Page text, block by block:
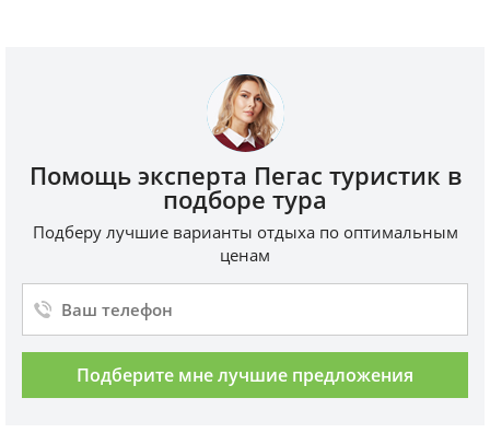
Помощь эксперта Пегас туристик в
подборе тура
Подберу лучшие варианты отдыха по оптимальным
ценам
Подберите мне лучшие предложения